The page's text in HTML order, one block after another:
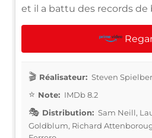
et il a battu des records de
Réalisateur: Steven
Note: IMDb 8.2
Distribution: Sam Neill,
Goldblum, Richard